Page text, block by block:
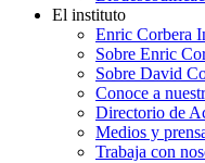
El instituto
Enric Corbera
Sobre Enric
Sobre David
Conoce a
Directorio de
Medios y
Trabaja con